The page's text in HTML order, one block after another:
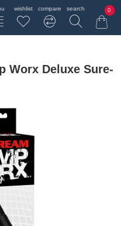
0
Worx Deluxe Sure-